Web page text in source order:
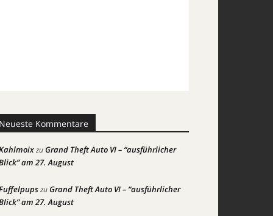
Kommentare
zuGrand Theft Auto VI – “ausführlicher
am 27. August
zuGrand Theft Auto VI – “ausführlicher
am 27. August